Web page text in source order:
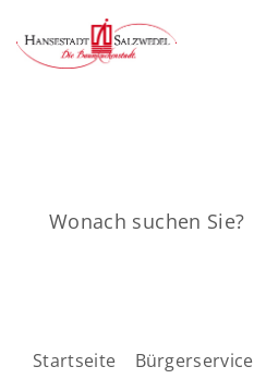
Startseite Bürgerservice